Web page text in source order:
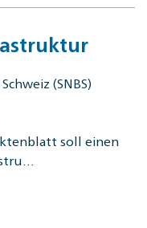
(SNBS)
soll einen